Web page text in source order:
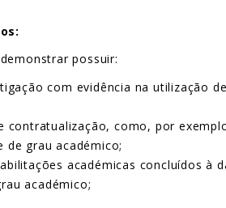
possuir:
com evidência na utilização
contratualização, como, por
grau académico;
académicas concluídos à
académico;